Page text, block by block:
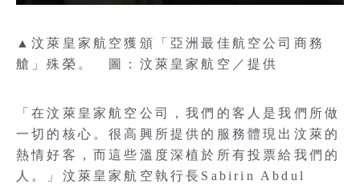
▲汶萊皇家航空獲頒「亞洲最佳航空公司商務
艙」殊榮。 圖：汶萊皇家航空／提供
「在汶萊皇家航空公司，我們的客人是我們所做
一切的核心。很高興所提供的服務體現出汶萊的
熱情好客，而這些溫度深植於所有投票給我們的
人。」汶萊皇家航空執行長Sabirin Abdul